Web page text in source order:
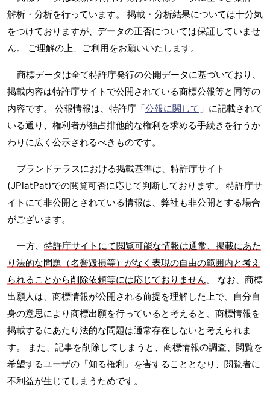
解析・分析を行っています。 掲載・分析結果については十分気
をつけておりますが、データの正否については保証していませ
ん。 ご理解の上、ご利用をお願いいたします。
商標データは全て特許庁発行の公開データに基づいており、
掲載内容は特許庁サイトで公開されている商標公報等と同等の
内容です。 公報情報は、特許庁「公報に関して 」に記載されて
いる通り、権利者が独占排他的な権利を求める手続きを行うか
わりに広く公示されるべきものです。
ブランドテラスにおける掲載基準は、特許庁サイト
(JPlatPat)での閲覧可否に応じて判断しております。 特許庁サ
イトにて非公開とされている情報は、弊社も非公開とする場合
がございます。
一方、 特許庁サイトにて閲覧可能な情報は通常、掲載にあた
り法的な問題（名誉毀損等）がなく表現の自由の範囲内と考え
られることから削除依頼等には応じておりません。 なお、商標
出願人は、商標情報が公開される前提を理解した上で、自分自
身の意思により商標出願を行っていると考えると、商標情報を
掲載するにあたり法的な問題は通常存在しないと考えられま
す。 また、記事を削除してしまうと、商標情報の調査、閲覧を
希望するユーザの『知る権利』を害することとなり、閲覧者に
不利益が生じてしまうためです。